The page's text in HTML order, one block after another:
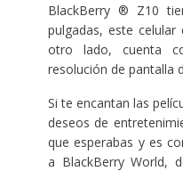
BlackBerry ® Z10
pulgadas, este
otro lado, cuenta
resolución de pantalla
Si te encantan las
deseos de
que esperabas y es
a BlackBerry World,